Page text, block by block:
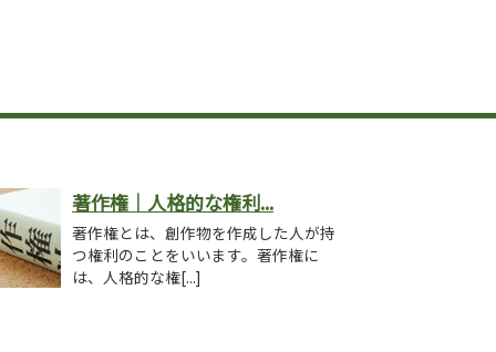
著作権｜人格的な権利...
著作権とは、創作物を作成した人が持
つ権利のことをいいます。著作権に
は、人格的な権[...]